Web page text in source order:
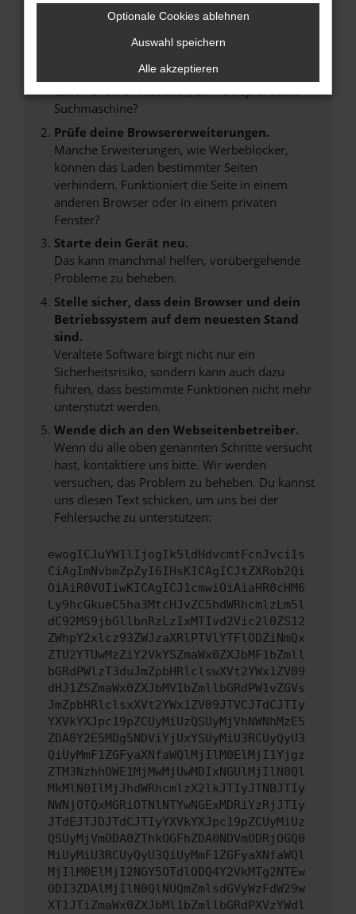
Beim Laden ist ein Fehler aufgetreten.
Hier sind ein paar Tipps, die dir helfen können:
Internetverbindung.
Laden andere Webseiten, zum Beispiel deine
Suchmaschine?
Prüfe deine Browsererweiterungen.
Manche Erweiterungen, wie Werbeblocker,
können das Laden bestimmter Seiten
verhindern. Funktioniert die Seite in einem
anderen Browser oder in einem privaten
Fenster?
Starte dein Gerät neu.
Das kann manchmal helfen, vorübergehende
Probleme zu beheben.
Stelle sicher, dass dein Browser und dein
Betriebssystem auf dem neuesten Stand
sind.
Veraltete Software birgt nicht nur ein
Sicherheitsrisiko, sondern kann auch dazu
führen, dass bestimmte Funktionen nicht mehr
unterstützt werden.
Wende dich an den Webseitenbetreiber.
Wenn du alle oben genannten Schritte versucht
hast, kontaktiere uns bitte. Wir werden
versuchen, das Problem zu beheben. Du kannst
uns diesen Text schicken, um uns bei der
Fehlersuche zu unterstützen:
ewogICJuYW1lIjogIk5ldHdvcmtFcnJvciIs
CiAgImNvbmZpZyI6IHsKICAgICJtZXRob2Qi
OiAiR0VUIiwKICAgICJ1cmwiOiAiaHR0cHM6
Ly9hcGkueC5ha3MtcHJvZC5hdWRhcmlzLm5l
dC92MS9jbGllbnRzLzIxMTIvd2Vic2l0ZS12
ZWhpY2xlcz93ZWJzaXRlPTVlYTFlODZiNmQx
ZTU2YTUwMzZiY2VkYSZmaWx0ZXJbMF1bZmll
bGRdPWlzT3duJmZpbHRlclswXVt2YWx1ZV09
dHJ1ZSZmaWx0ZXJbMV1bZmllbGRdPW1vZGVs
JmZpbHRlclsxXVt2YWx1ZV09JTVCJTdCJTIy
YXVkYXJpc19pZCUyMiUzQSUyMjVhNWNhMzE5
ZDA0Y2E5MDg5NDViYjUxYSUyMiU3RCUyQyU3
QiUyMmF1ZGFyaXNfaWQlMjIlM0ElMjI1Yjgz
ZTM3NzhhOWE1MjMwMjUwMDIxNGUlMjIlN0Ql
MkMlN0IlMjJhdWRhcmlzX2lkJTIyJTNBJTIy
NWNjOTQxMGRiOTNlNTYwNGExMDRiYzRjJTIy
JTdEJTJDJTdCJTIyYXVkYXJpc19pZCUyMiUz
QSUyMjVmODA0ZThkOGFhZDA0NDVmODRjOGQ0
MiUyMiU3RCUyQyU3QiUyMmF1ZGFyaXNfaWQl
MjIlM0ElMjI2NGY5OTdlODQ4Y2VkMTg2NTEw
ODI3ZDAlMjIlN0QlNUQmZmlsdGVyWzFdW29w
XT1JTiZmaWx0ZXJbMl1bZmllbGRdPXVzYWdl
Optionale Cookies ablehnen
Auswahl speichern
Alle akzeptieren